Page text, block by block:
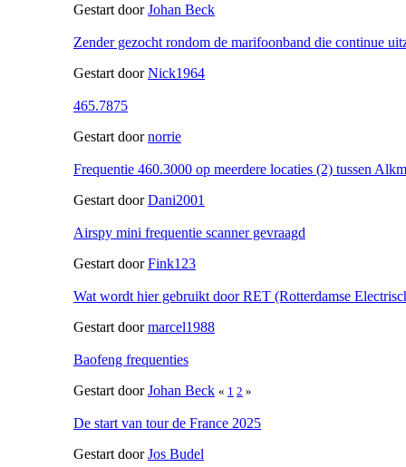
Gestart doorJohan Beck
Zender gezocht rondom de marifoonband die continue
Gestart doorNick1964
465.7875
Gestart doornorrie
Frequentie 460.3000 op meerdere locaties (2) tussen
Gestart doorDani2001
Airspy mini frequentie scanner gevraagd
Gestart doorFink123
Wat wordt hier gebruikt door RET (Rotterdamse
Gestart doormarcel1988
Baofeng frequenties
Gestart doorJohan Beck « 1 2 »
De start van tour de France 2025
Gestart doorJos Budel